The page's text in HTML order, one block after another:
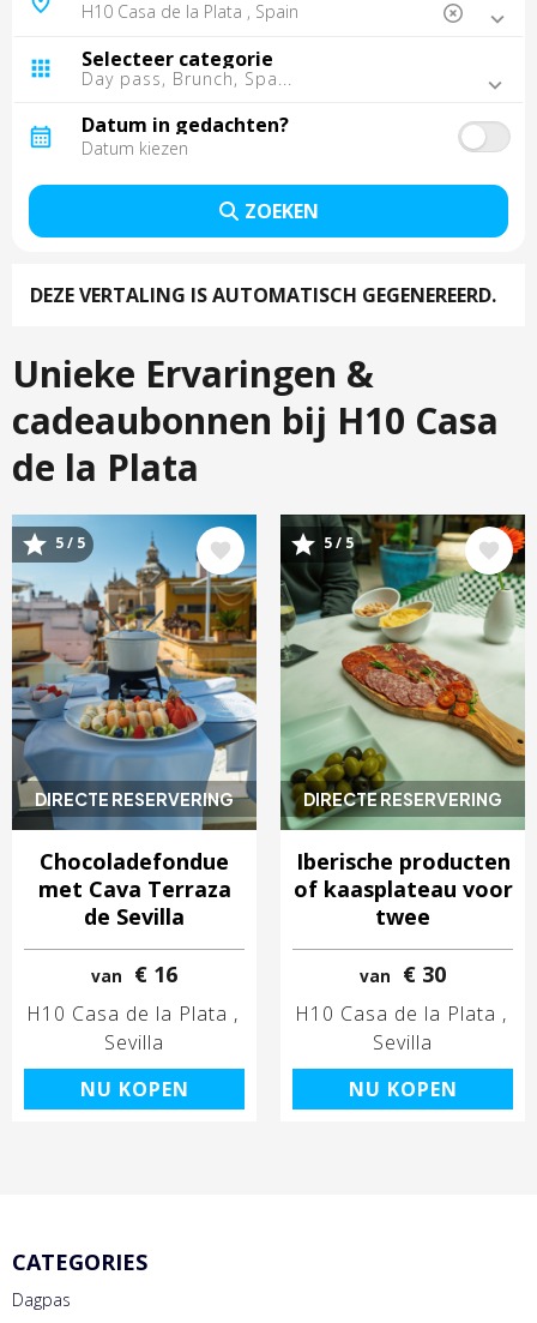
Madrid, Spanje
Tarragona, Spanje
Tenerife, Spanje
Sevilla, Spanje
Lissabon, Portugal
Porto, Portugal
Punta Cana, Dominicaanse Republiek
Cancún, Mexico
Fuerteventura, Spanje
Trelawny, Jamaica
Selecteer categorie
Day pass, Brunch, Spa...
Datum in gedachten?
ZOEKEN
DEZE VERTALING IS AUTOMATISCH GEGENEREERD.
Unieke Ervaringen &
cadeaubonnen bij H10 Casa
de la Plata
DIRECTE RESERVERING
Afbeelding
5 / 5
Chocoladefondue
met Cava Terraza
de Sevilla
van € 16
H10 Casa de la Plata
Sevilla
NU KOPEN
DIRECTE RESERVERING
Afbeelding
5 / 5
Iberische producten
of kaasplateau voor
twee
van € 30
H10 Casa de la Plata
Sevilla
NU KOPEN
CATEGORIES
Dagpas